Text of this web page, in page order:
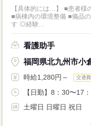
【具体的には…】 ■患者様
■病棟内の環境整備 ■備品
す ◎経験...
看護助手
福岡県北九州市小
時給1,280円～ 交通
【日勤】8：30〜17
土曜日 日曜日 祝日